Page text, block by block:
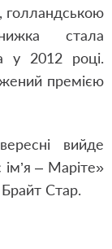
голландською
стала
у 2012 році.
премією
вийде
– Маріте»
Стар.